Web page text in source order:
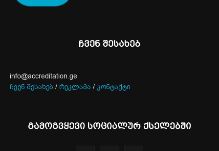
ჩვენ შესახებ
info@accreditation.ge
ჩვენ შესახებ / რეკლამა / კონტაქტი
გამოგვყევი სოციალურ ქსელებში